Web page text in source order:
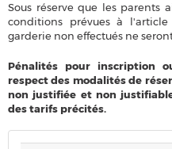
Sous réserve que les parents
conditions prévues à
garderie non effectués ne
Pénalités pour inscription
respect des modalités de
non justifiée et non
des tarifs précités.